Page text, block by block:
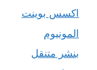
اكسس بوينت
المونيوم
بنشر متنقل